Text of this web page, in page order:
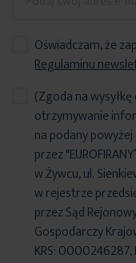
Oświadczam, że
Regulaminu
(Zgoda na
otrzymywanie
na podany
przez
w Żywcu, ul.
w rejestrze
przez Sąd
Gospodarczy
KRS: 0000246287,